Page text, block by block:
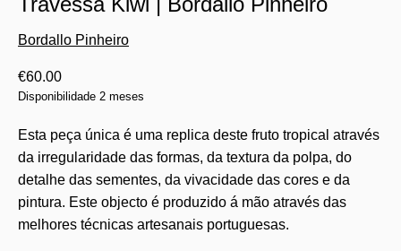
Bordallo Pinheiro
€60.00
Disponibilidade 2 meses
Esta peça única é uma replica deste fruto tropical através
da irregularidade das formas, da textura da polpa, do
detalhe das sementes, da vivacidade das cores e da
pintura. Este objecto é produzido á mão através das
melhores técnicas artesanais portuguesas.